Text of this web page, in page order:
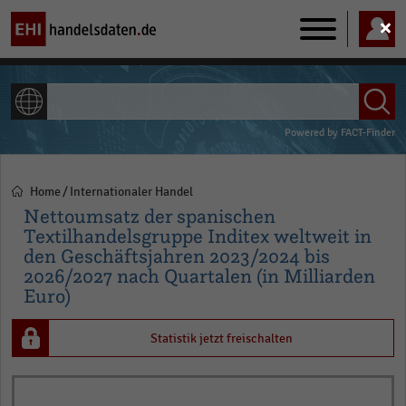
Main
navigation
Powered by FACT-Finder
Pfadnavigation
Home Internationaler Handel
Nettoumsatz der spanischen
Textilhandelsgruppe Inditex weltweit in
den Geschäftsjahren 2023/2024 bis
2026/2027 nach Quartalen (in Milliarden
Euro)
Statistik jetzt freischalten